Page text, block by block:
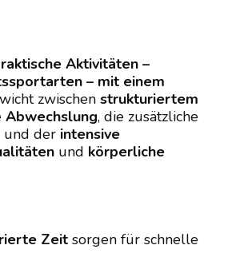
Aktivitäten –
– mit einem
zwischen strukturiertem
Abwechslung, die zusätzliche
und der intensive
und körperliche
Zeit sorgen für schnelle